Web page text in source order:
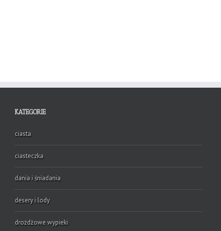
KATEGORIE
ciasta
ciasteczka
dania i śniadania
desery i lody
drożdżowe wypieki